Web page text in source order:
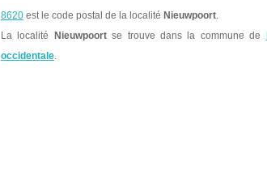
8620 est le code postal de la localité Nieuwpoort.
La localité
Nieuwpoortse trouve dans la commune de
occidentale.